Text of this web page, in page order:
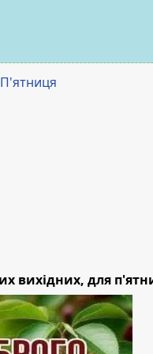
П'ятниця
вихідних, для